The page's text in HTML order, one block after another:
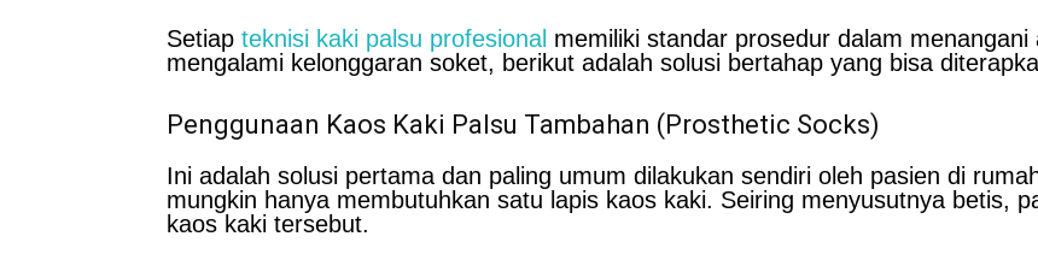
Setiap teknisi kaki palsu profesional memiliki standar prosedur dalam
mengalami kelonggaran soket, berikut adalah solusi bertahap yang bisa
Penggunaan Kaos Kaki Palsu Tambahan (Prosthetic Socks)
Ini adalah solusi pertama dan paling umum dilakukan sendiri oleh pasien di
mungkin hanya membutuhkan satu lapis kaos kaki. Seiring menyusutnya betis,
kaos kaki tersebut.